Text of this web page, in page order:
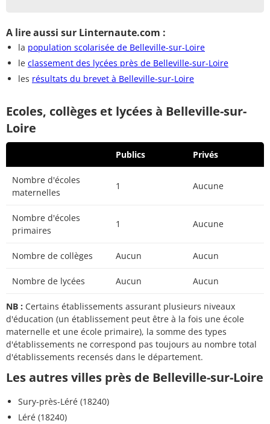
A lire aussi sur Linternaute.com :
la population scolarisée de Belleville-sur-Loire
le classement des lycées près de Belleville-sur-Loire
les résultats du brevet à Belleville-sur-Loire
Ecoles, collèges et lycées à Belleville-sur-
Loire
Publics Privés
Nombre d'écoles
maternelles
1 Aucune
Nombre d'écoles
primaires
1 Aucune
Nombre de collèges Aucun Aucun
Nombre de lycées Aucun Aucun
NB : Certains établissements assurant plusieurs niveaux
d'éducation (un établissement peut être à la fois une école
maternelle et une école primaire), la somme des types
d'établissements ne correspond pas toujours au nombre total
d'établissements recensés dans le département.
Les autres villes près de Belleville-sur-Loire
Sury-près-Léré (18240)
Léré (18240)